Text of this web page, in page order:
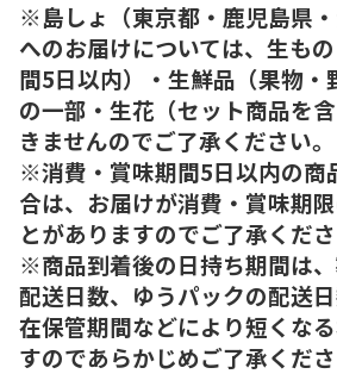
※島しょ（東京都・鹿児島県
へのお届けについては、生も
間5日以内）・生鮮品（果物・
の一部・生花（セット商品を
きませんのでご了承ください。
※消費・賞味期間5日以内の商
合は、お届けが消費・賞味期
とがありますのでご了承くださ
※商品到着後の日持ち期間は
配送日数、ゆうパックの配送
在保管期間などにより短くな
すのであらかじめご了承くださ